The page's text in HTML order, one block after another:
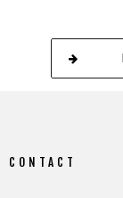
CONTACT